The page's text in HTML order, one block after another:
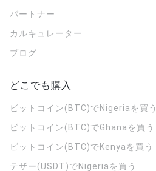
パートナー
カルキュレーター
ブログ
どこでも購入
ビットコイン(BTC)でNigeriaを買う
ビットコイン(BTC)でGhanaを買う
ビットコイン(BTC)でKenyaを買う
テザー(USDT)でNigeriaを買う